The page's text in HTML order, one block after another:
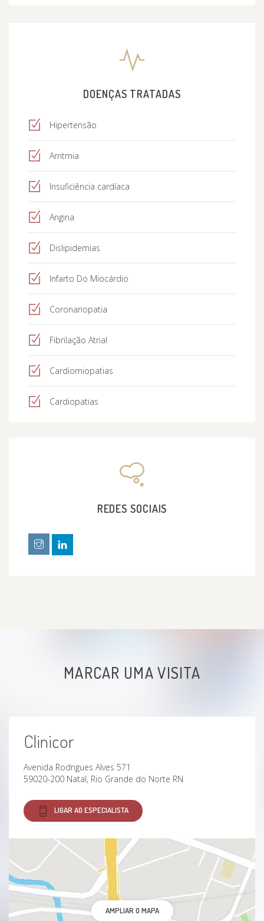
DOENÇAS TRATADAS
Hipertensão
Arritmia
Insuficiência cardíaca
Angina
Dislipidemias
Infarto Do Miocárdio
Coronariopatia
Fibrilação Atrial
Cardiomiopatias
Cardiopatias
REDES SOCIAIS
MARCAR UMA VISITA
Clinicor
Avenida Rodrigues Alves 571
59020-200 Natal, Rio Grande do Norte RN
LIGAR AO ESPECIALISTA
AMPLIAR O MAPA